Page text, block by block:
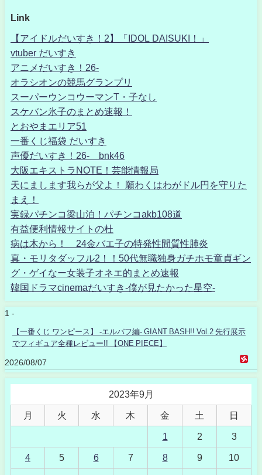
Link
【アイドルだいすき！2】「IDOL DAISUKI！」
vtuber だいすき
アニメだいすき！26-
オラシオンの競馬グランプリ
スーパーウンコウーマンT・子なし
スケバン氷子のまとめ速報！
とおやまエリア51
一番くじ福袋 だいすき
声優だいすき！26- bnk46
大阪エキストラNOTE！芸能情報局
天にまします我らが父よ！ 願わくはわがドル円を守りた
まえ！
実録パチンコ梁山泊！パチンコakb108道
有益便利情報サイトの杜
病は木から！ 24金バエ子の特発性間質性肺炎
真・モリタダッフル2！！50代無職独身ガチホモ童貞ギン
グ・ゲイなー女装子オネエ的まとめ速報
韓国ドラマcinemaだいすき-僕が見たかった星空-
1 -
【一番くじ ワンピース】 -エルバフ編- GIANT BASH!! Vol.2 先行展示
でフィギュア全種レビュー!! 【ONE PIECE】
2026/08/07
2023年9月
月 火 水 木 金 土 日
1 2 3
4 5 6 7 8 9 10